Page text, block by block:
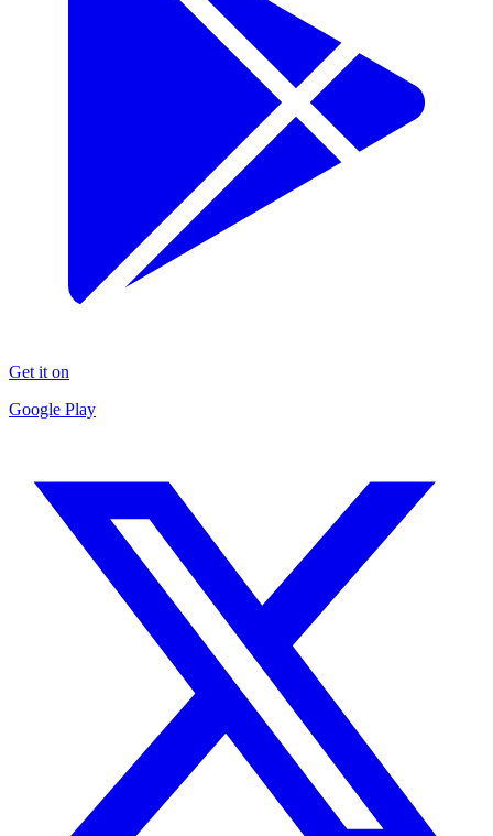
Get it on
Google Play